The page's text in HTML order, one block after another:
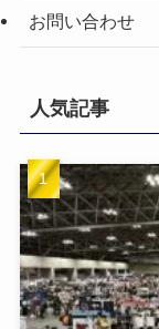
お問い合わせ
人気記事